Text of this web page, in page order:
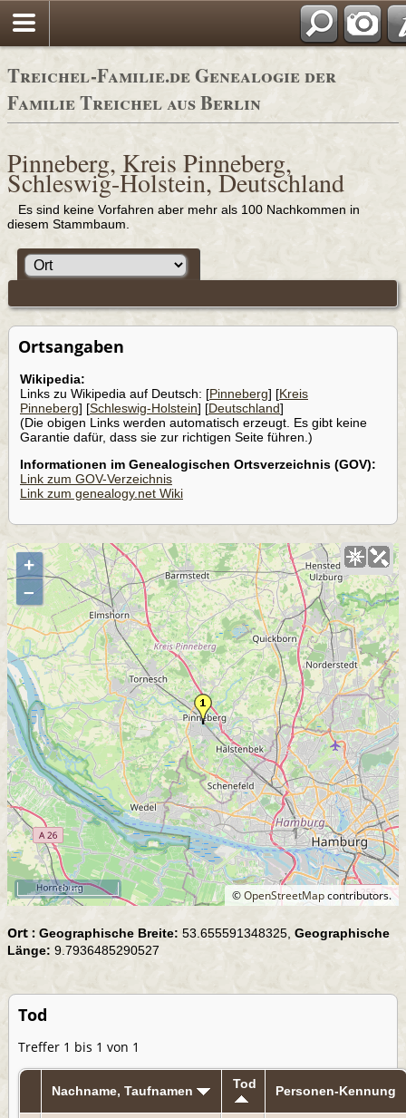
Treichel-Familie.de Genealogie der
Familie Treichel aus Berlin
Pinneberg, Kreis Pinneberg,
Schleswig-Holstein, Deutschland
Es sind keine Vorfahren aber mehr als 100 Nachkommen in
diesem Stammbaum.
Ortsangaben
Wikipedia:
Links zu Wikipedia auf Deutsch: [Pinneberg] [Kreis
Pinneberg] [Schleswig-Holstein] [Deutschland]
(Die obigen Links werden automatisch erzeugt. Es gibt keine
Garantie dafür, dass sie zur richtigen Seite führen.)
Informationen im Genealogischen Ortsverzeichnis (GOV):
Link zum GOV-Verzeichnis
Link zum genealogy.net Wiki
+
–
©OpenStreetMapcontributors.
10 km
Ort : Geographische Breite:53.655591348325, Geographische
Länge: 9.7936485290527
Tod
Treffer 1 bis 1 von 1
Nachname, Taufnamen Tod Personen-Kennung